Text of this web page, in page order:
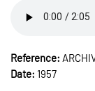
Reference:
Date: 1957